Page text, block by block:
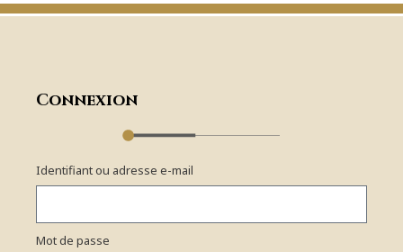
Connexion
Identifiant ou adresse e-mail
Mot de passe